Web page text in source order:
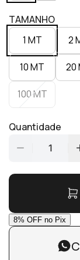
TAMANHO
1 MT
2
10 MT 20
100 MT
Quantidade
1